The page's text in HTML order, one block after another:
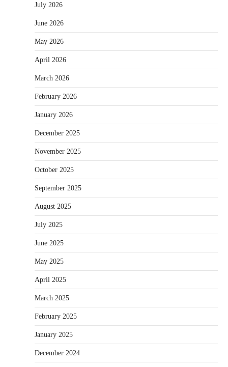
July 2026
June 2026
May 2026
April 2026
March 2026
February 2026
January 2026
December 2025
November 2025
October 2025
September 2025
August 2025
July 2025
June 2025
May 2025
April 2025
March 2025
February 2025
January 2025
December 2024